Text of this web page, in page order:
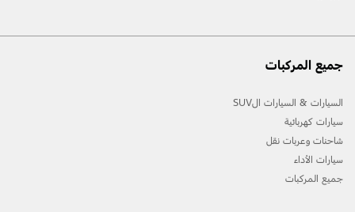
جميع المركبات
السيارات & السيارات الSUV
سيارات كهربائية
شاحنات وعربات نقل
سيارات الأداء
جميع المركبات